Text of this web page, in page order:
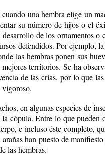
una hem­bra eli­ge un
su nú­me­ro de hi­jos o el
de los or­na­men­tos
de­fen­di­dos. Por ejem­plo,
las hem­bras po­nen sus
te­rri­to­rios. Se ha
de las crías, por lo que
en al­gu­nas es­pe­cies de
có­pu­la. En­tre lo que
e in­clu­so és­te com­ple­to,
han pues­to de
las ­hembras.